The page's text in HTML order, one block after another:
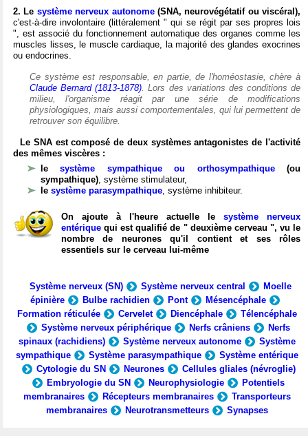
2. Le système nerveux autonome(SNA, neurovégétatif ou viscéral),
c'est-à-dire involontaire (littéralement " qui se régit par ses propres lois
", est associé du fonctionnement automatique des organes comme les
muscles lisses, le muscle cardiaque, la majorité des glandes exocrines
ou endocrines.
Ce système est responsable, en partie, de l'homéostasie, chère à
Claude Bernard (1813-1878). Lors des variations des conditions de
milieu, l'organisme réagit par une série de modifications
physiologiques, mais aussi comportementales, qui lui permettent de
retrouver son équilibre.
Le SNA est composé de deux systèmes antagonistes de l'activité
des mêmes viscères :
lesystème sympathique ou orthosympathique(ou
sympathique), système stimulateur,
le système parasympathique, système inhibiteur.
On ajoute à l'heure actuelle le système nerveux
entérique qui est qualifié de " deuxième cerveau ", vu le
nombre de neurones qu'il contient et ses rôles
essentiels sur le cerveau lui-même
Système nerveux (SN) Système nerveux central
Moelle
épinière
Bulbe rachidien Pont
Mésencéphale
Formation réticulée
Cervelet Diencéphale
Télencéphale
Système nerveux périphérique
Nerfs crâniens
Nerfs
spinaux (rachidiens)
Système nerveux autonome
Système
sympathique
Système parasympathique
Système entérique
Cytologie du SN
Neurones
Cellules gliales (névroglie)
Embryologie du SN
Neurophysiologie
Potentiels
membranaires
Récepteurs membranaires
Transporteurs
membranaires
Neurotransmetteurs Synapses